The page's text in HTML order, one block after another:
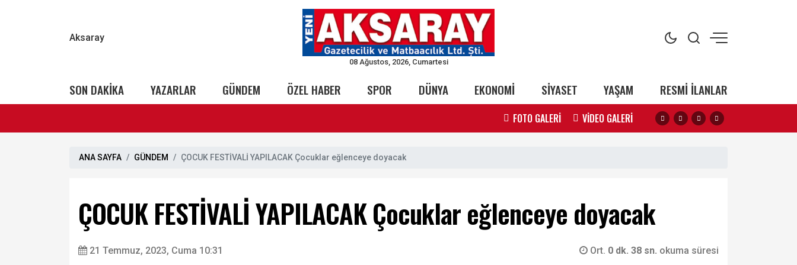
Aksaray
08 Ağustos, 2026, Cumartesi
SON DAKİKA YAZARLAR GÜNDEM ÖZEL HABER SPOR DÜNYA EKONOMİ SİYASET YAŞAM RESMİ İLANLAR
FOTO GALERİ VİDEO GALERİ
ANA SAYFA GÜNDEM ÇOCUK FESTİVALİ YAPILACAK Çocuklar eğlenceye doyacak
ÇOCUK FESTİVALİ YAPILACAK Çocuklar eğlenceye doyacak
21 Temmuz, 2023, Cuma 10:31 Ort. 0 dk. 38 sn. okuma süresi